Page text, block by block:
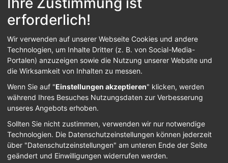
© 2026 B.B.W. St. Franziskus Abensberg
Home Kontakt Impressum
Datenschutz
Barrierefreiheit
Sign In
erforderlich!
Wir verwenden auf unserer Webseite Cookies und andere
Technologien, um Inhalte Dritter (z. B. von Social-Media-
Portalen) anzuzeigen sowie die Nutzung unserer Website und
die Wirksamkeit von Inhalten zu messen.
Wenn Sie auf "Einstellungen akzeptieren" klicken, werden
während Ihres Besuches Nutzungsdaten zur Verbesserung
unseres Angebots erhoben.
Sollten Sie nicht zustimmen, verwenden wir nur notwendige
Technologien. Die Datenschutzeinstellungen können jederzeit
über "Datenschutzeinstellungen" am unteren Ende der Seite
geändert und Einwilligungen widerrufen werden.